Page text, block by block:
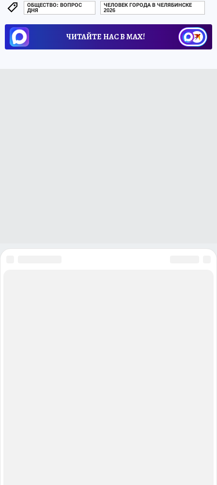
ОБЩЕСТВО: ВОПРОС
ДНЯ
ЧЕЛОВЕК ГОРОДА В ЧЕЛЯБИНСКЕ
2026
ЧИТАЙТЕ НАС В МАХ!